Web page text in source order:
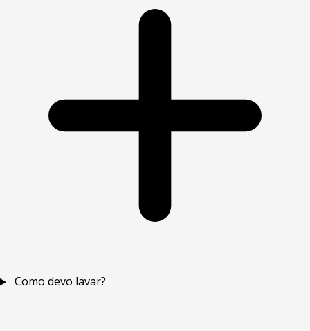
Como devo lavar?